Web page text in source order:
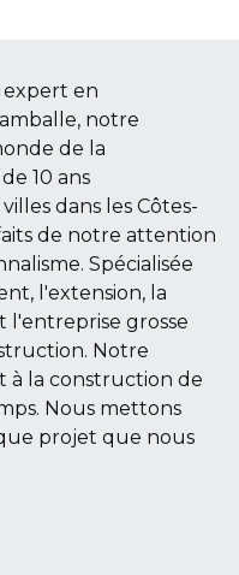
expert en
notre
de la
10 ans
dans les Côtes-
de notre attention
Spécialisée
l'extension, la
l'entreprise grosse
Notre
à la construction de
Nous mettons
projet que nous